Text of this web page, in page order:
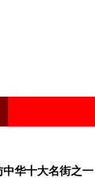
华十大名街之一